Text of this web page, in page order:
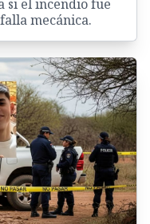
si el incendio fue
mecánica.